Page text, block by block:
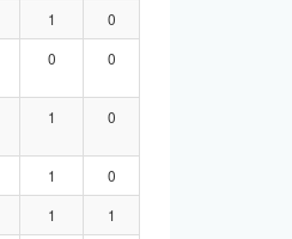
1
0
0 0
1 0
1
0
1
1